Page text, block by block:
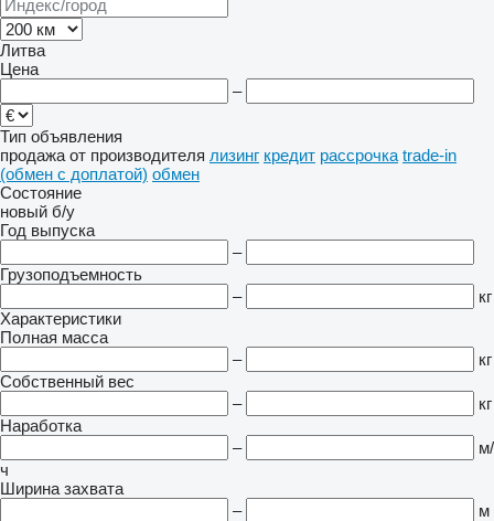
Литва
Цена
–
Тип объявления
продажа от производителя лизинг кредит рассрочка trade-in
(обмен с доплатой) обмен
Состояние
новый б/у
Год выпуска
–
Грузоподъемность
–
кг
Характеристики
Полная масса
–
кг
Собственный вес
–
кг
Наработка
–
м/
ч
Ширина захвата
–
м